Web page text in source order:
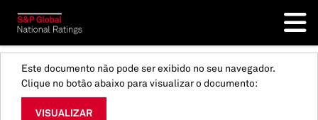
Este documento não pode ser exibido no seu navegador.
Clique no botão abaixo para visualizar o documento:
VISUALIZAR